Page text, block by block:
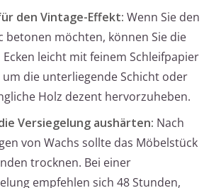
den Vintage-Effekt: Wenn Sie den
betonen möchten, können Sie die
leicht mit feinem Schleifpapier
die unterliegende Schicht oder
Holz dezent hervorzuheben.
Versiegelung aushärten: Nach
von Wachs sollte das Möbelstück
trocknen. Bei einer
empfehlen sich 48 Stunden,